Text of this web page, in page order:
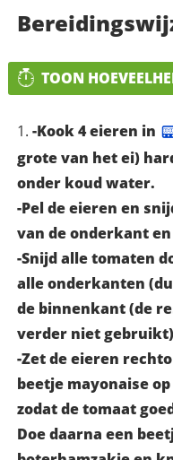
TOON
-Kook 4 eieren in
grote van het ei)
onder koud water.
-Pel de eieren en
van de onderkant
-Snijd alle tomaten
alle onderkanten
de binnenkant (de
verder niet
-Zet de eieren
beetje mayonaise
zodat de tomaat
Doe daarna een